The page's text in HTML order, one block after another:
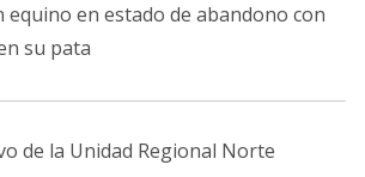
equino en estado de abandono con
su pata
de la Unidad Regional Norte